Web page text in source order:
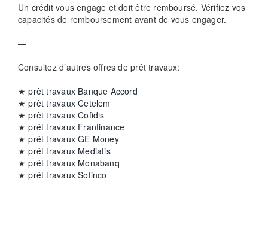
Un crédit vous engage et doit être remboursé. Vérifiez vos
capacités de remboursement avant de vous engager.
—
Consultez d’autres offres de prêt travaux:
★prêt travaux Banque Accord
★prêt travaux Cetelem
★prêt travaux Cofidis
★prêt travaux Franfinance
★prêt travaux GE Money
★prêt travaux Mediatis
★prêt travaux Monabanq
★prêt travaux Sofinco